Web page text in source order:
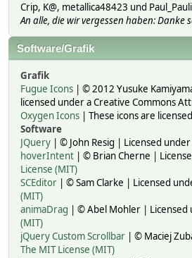
Crip, K@, metallica48423 und
An alle, die wir vergessen haben: Danke
Software/Grafik
Grafik
Fugue Icons | © 2012 Yusuke
licensed under a Creative Commons
Oxygen Icons | These icons are
Software
JQuery | © John Resig | Licensed under
hoverIntent | © Brian Cherne |
License (MIT)
SCEditor | © Sam Clarke | Licensed
(MIT)
animaDrag | © Abel Mohler | Licensed
(MIT)
jQuery Custom Scrollbar | © Maciej
The MIT License (MIT)